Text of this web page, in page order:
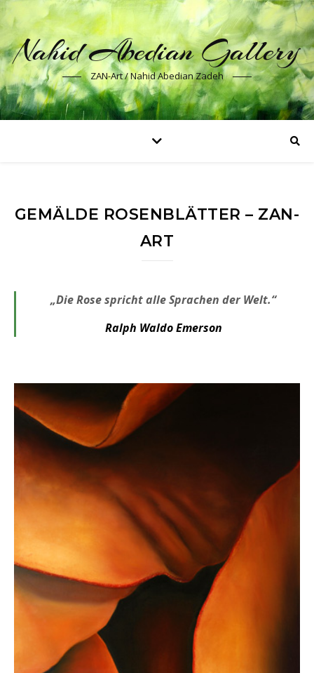
Nahid Abedian Gallery
ZAN-Art / Nahid Abedian Zadeh
GEMÄLDE ROSENBLÄTTER – ZAN-
ART
„Die Rose spricht alle Sprachen der Welt.“
Ralph Waldo Emerson